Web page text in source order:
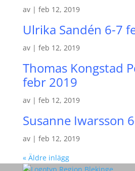
av | feb 12, 2019
Ulrika Sandén 6-7
av | feb 12, 2019
Thomas Kongstad
febr 2019
av | feb 12, 2019
Susanne Iwarsson
av | feb 12, 2019
« Äldre inlägg